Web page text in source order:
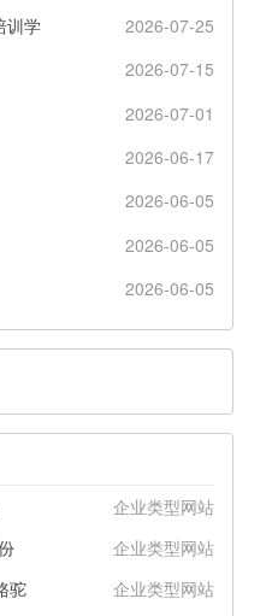
训学
2026-07-25
2026-07-15
2026-07-01
2026-06-17
2026-06-05
2026-06-05
2026-06-05
企业类型网站
企业类型网站
驼
企业类型网站